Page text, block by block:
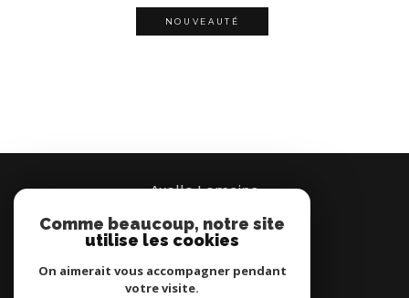
NOUVEAUTÉ
Axelle Lemoine
07 66 95 37 00
Comme beaucoup, notre site
utilise les cookies
On aimerait vous accompagner pendant
votre visite.